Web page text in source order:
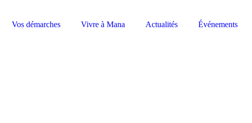
Vos démarches Vivre à Mana Actualités Événements